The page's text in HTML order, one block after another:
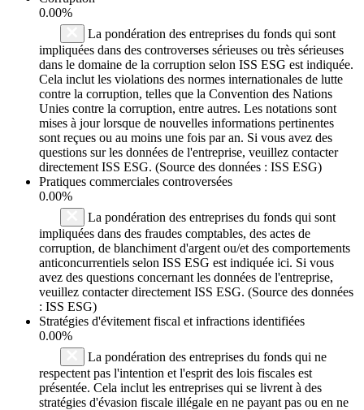
0.00%
La pondération des entreprises du fonds qui sont
impliquées dans des controverses sérieuses ou très sérieuses
dans le domaine de la corruption selon ISS ESG est indiquée.
Cela inclut les violations des normes internationales de lutte
contre la corruption, telles que la Convention des Nations
Unies contre la corruption, entre autres. Les notations sont
mises à jour lorsque de nouvelles informations pertinentes
sont reçues ou au moins une fois par an. Si vous avez des
questions sur les données de l'entreprise, veuillez contacter
directement ISS ESG. (Source des données : ISS ESG)
Pratiques commerciales controversées
0.00%
La pondération des entreprises du fonds qui sont
impliquées dans des fraudes comptables, des actes de
corruption, de blanchiment d'argent ou/et des comportements
anticoncurrentiels selon ISS ESG est indiquée ici. Si vous
avez des questions concernant les données de l'entreprise,
veuillez contacter directement ISS ESG. (Source des données
: ISS ESG)
Stratégies d'évitement fiscal et infractions identifiées
0.00%
La pondération des entreprises du fonds qui ne
respectent pas l'intention et l'esprit des lois fiscales est
présentée. Cela inclut les entreprises qui se livrent à des
stratégies d'évasion fiscale illégale en ne payant pas ou en ne